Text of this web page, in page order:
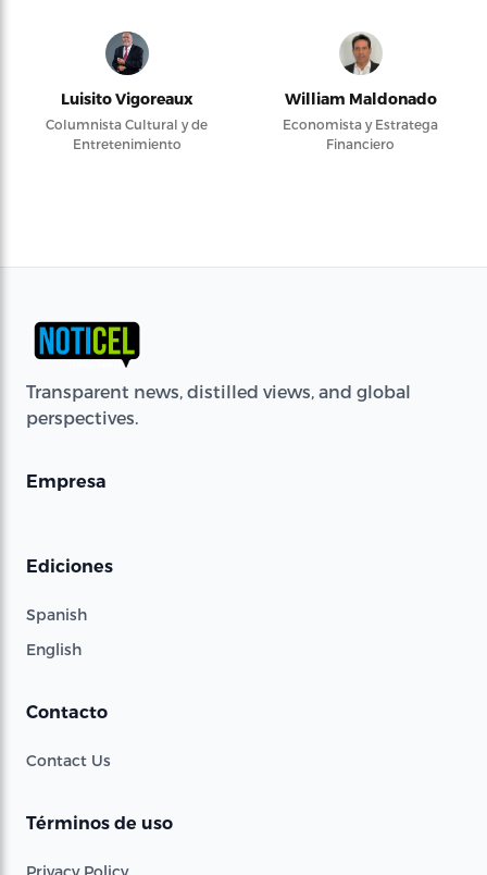
Luisito Vigoreaux
Columnista Cultural y de
Entretenimiento
William Maldonado
Economista y Estratega
Financiero
Transparent news, distilled views, and global
perspectives.
Empresa
Ediciones
Spanish
English
Contacto
Contact Us
Términos de uso